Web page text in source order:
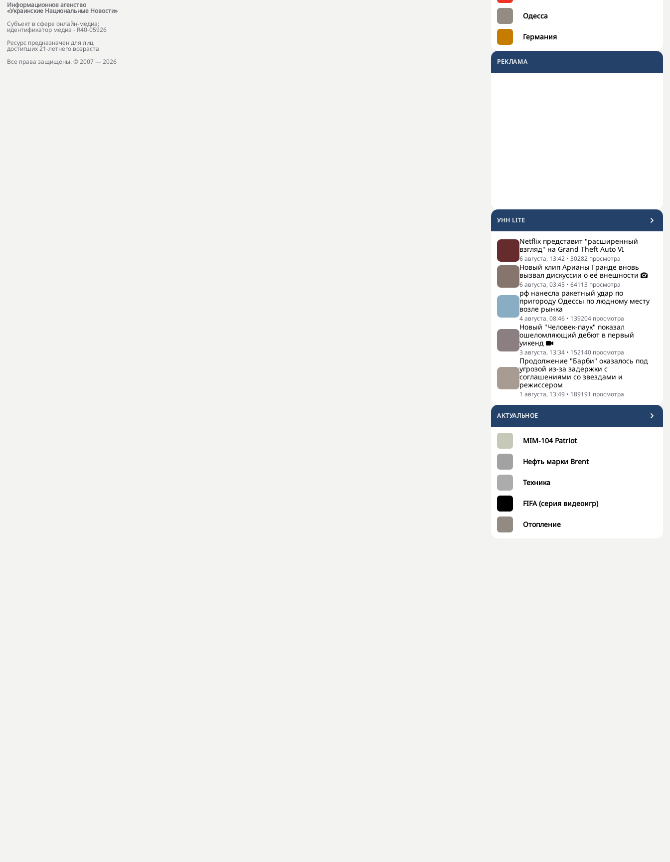
Информационное агенство
«Украинские Национальные Новости»
Субъект в сфере онлайн-медиа;
идентификатор медиа - R40-05926
Ресурс предназначен для лиц,
достигших 21-летнего возраста
Все права защищены. © 2007 — 2026
Одесса
Германия
РЕКЛАМА
УНН LITE
Netflix представит "расширенный
взгляд" на Grand Theft Auto VI
6 августа, 13:42 • 30282 просмотра
Новый клип Арианы Гранде вновь
вызвал дискуссии о её внешности
6 августа, 03:45 • 64113 просмотра
рф нанесла ракетный удар по
пригороду Одессы по людному месту
возле рынка
4 августа, 08:46 • 139204 просмотра
Новый "Человек-паук" показал
ошеломляющий дебют в первый
уикенд
3 августа, 13:34 • 152140 просмотра
Продолжение "Барби" оказалось под
угрозой из-за задержки с
соглашениями со звездами и
режиссером
1 августа, 13:49 • 189191 просмотра
АКТУАЛЬНОЕ
MIM-104 Patriot
Нефть марки Brent
Техника
FIFA (серия видеоигр)
Отопление